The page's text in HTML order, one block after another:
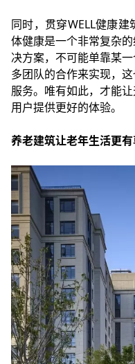
同时，贯穿WELL健康
体健康是一个非常复杂
决方案，不可能单靠某
多团队的合作来实现，
服务。唯有如此，才能
用户提供更好的体验。
养老建筑让老年生活更